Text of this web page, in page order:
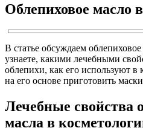
Облепиховое масло
В статье обсуждаем
узнаете, какими лечебными
облепихи, как его используют в
на его основе приготовить
Лечебные свойства
масла в